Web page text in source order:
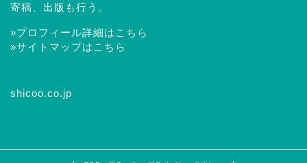
寄稿、出版も行う。
»プロフィール詳細はこちら
»サイトマップはこちら
shicoo.co.jp